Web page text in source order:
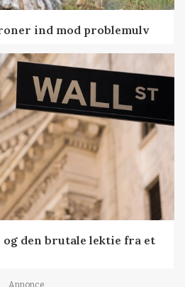
ind mod problemulv
den brutale lektie fra et